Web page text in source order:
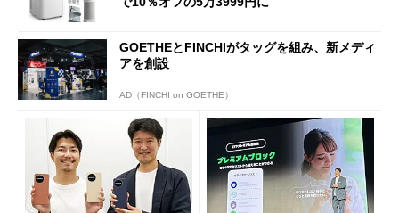
GOETHEとFINCHIがタッグを組み、新メディ
アを創設
AD（FINCHI on GOETHE）